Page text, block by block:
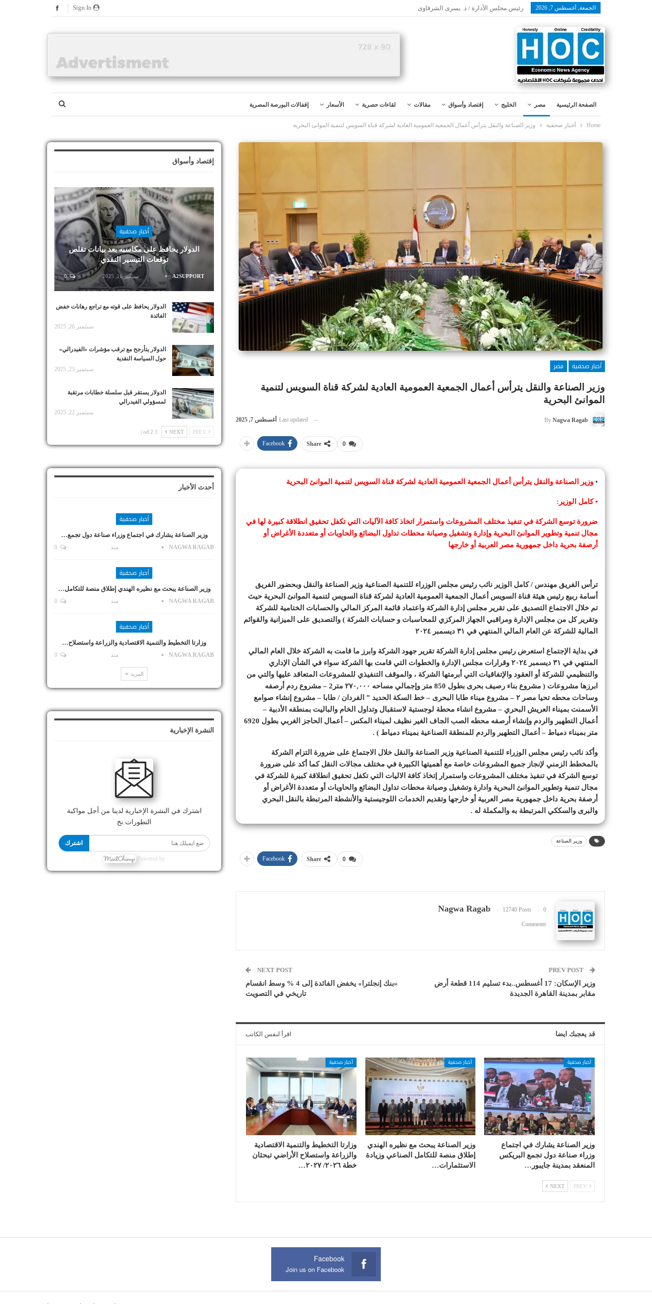
الجمعة, أغسطس 7, 2026 رئيس مجلس الأدارة / د. يسرى الشرقاوى
الصفحة الرئيسية مصر الخليج إقتصاد وأسواق مقالات لقاءات حصرية الأسعار إقفالات البورصة المصرية
Home أخبار صحفية وزير الصناعة والنقل يترأس أعمال الجمعية العمومية العادية لشركة قناة السويس لتنمية الموانئ البحرية
أخبار صحفية
مصر
وزير الصناعة والنقل يترأس أعمال الجمعية العمومية العادية لشركة قناة السويس لتنمية
الموانئ البحرية
By Nagwa Ragab
Last updated أغسطس 7, 2025
0
Share
Facebook
• وزير الصناعة والنقل يترأس أعمال الجمعية العمومية العادية لشركة قناة السويس لتنمية الموانئ البحرية
• كامل الوزير:
ضرورة توسع الشركة في تنفيذ مختلف المشروعات واستمرار اتخاذ كافة الآليات التي تكفل تحقيق انطلاقة كبيرة لها في
مجال تنمية وتطوير الموانئ البحرية وإدارة وتشغيل وصيانة محطات تداول البضائع والحاويات أو متعددة الأغراض أو
أرصفة بحرية داخل جمهورية مصر العربية أو خارجها
ترأس الفريق مهندس / كامل الوزير نائب رئيس مجلس الوزراء للتنمية الصناعية وزير الصناعة والنقل وبحضور الفريق
أسامة ربيع رئيس هيئة قناة السويس أعمال الجمعية العمومية العادية لشركة قناة السويس لتنمية الموانئ البحرية حيث
تم خلال الاجتماع التصديق على تقرير مجلس إدارة الشركة واعتماد قائمة المركز المالي والحسابات الختامية للشركة
وتقرير كل من مجلس الإدارة ومراقبي الجهاز المركزي للمحاسبات و حسابات الشركة ) والتصديق على الميزانية والقوائم
المالية للشركة عن العام المالي المنتهي في ٣١ ديسمبر ٢٠٢٤
في بداية الإجتماع استعرض رئيس مجلس إدارة الشركة تقرير جهود الشركة وابرز ما قامت به الشركة خلال العام المالي
المنتهي في ٣١ ديسمبر ۲۰٢٤ وقرارات مجلس الإدارة والخطوات التي قامت بها الشركة سواء في الشأن الإداري
والتنظيمي للشركة أو العقود والإتفاقيات التي أبرمتها الشركة ، والموقف التنفيذي للمشروعات المتعاقد عليها والتي من
ابرزها مشروعات ( مشروع بناء رصيف بحرى بطول 850 متر وإجمالي مساحه ۲۷۰,۰۰۰ متر2 – مشروع ردم أرصفه
وساحات محطه تحيا مصر ۲ – مشروع ميناء طابا البحرى – خط السكة الحديد ” الفردان / طابا – مشروع إنشاء صوامع
الأسمنت بميناء العريش البحري – مشروع انشاء محطة لوجستية لاستقبال وتداول الخام والباليت بمنطقه الأدبية –
أعمال التطهير والردم وإنشاء أرصفه محطه الصب الجاف الغير نظيف لميناء المكس – أعمال الحاجز الغربي بطول 6920
متر بميناء دمياط – أعمال التطهير والردم للمنطقة الصناعية بميناء دمياط ) .
وأكد نائب رئيس مجلس الوزراء للتنمية الصناعية وزير الصناعة والنقل خلال الاجتماع على ضرورة التزام الشركة
بالمخطط الزمني لإنجاز جميع المشروعات خاصة مع أهميتها الكبيرة في مختلف مجالات النقل كما أكد على ضرورة
توسع الشركة في تنفيذ مختلف المشروعات واستمرار إتخاذ كافة الاليات التي تكفل تحقيق انطلاقة كبيرة للشركة في
مجال تنمية وتطوير الموانئ البحرية وادارة وتشغيل وصيانة محطات تداول البضائع والحاويات أو متعددة الأغراض أو
أرصفة بحرية داخل جمهورية مصر العربية أو خارجها وتقديم الخدمات اللوجيستية والأنشطة المرتبطة بالنقل البحري
والبرى والسككي المرتبطة به والمكملة له .
وزير الصناعة
0
Share
Facebook
Nagwa Ragab 12740 Posts 0
Comments
وزير الإسكان: 17 أغسطس..بدء تسليم 114 قطعة أرض
مقابر بمدينة القاهرة الجديدة
NEXT POST
«بنك إنجلترا» يخفض الفائدة إلى 4 % وسط انقسام
تاريخي في التصويت
قد يعجبك ايضا اقرأ لنفس الكاتب
أخبار صحفية
وزير الصناعة يشارك في اجتماع
وزراء صناعة دول تجمع البريكس
المنعقد بمدينة جايبور…
أخبار صحفية
وزير الصناعة يبحث مع نظيره الهندي
إطلاق منصة للتكامل الصناعي وزيادة
الاستثمارات…
أخبار صحفية
وزارتا التخطيط والتنمية الاقتصادية
والزراعة واستصلاح الأراضي تبحثان
خطة ٢٠٢٦/ ٢٠٢٧…
NEXT
إقتصاد وأسواق
أخبار صحفية
الدولار يحافظ على مكاسبه بعد بيانات تقلص
توقعات التيسير النقدي
A2SUPPORT سبتمبر 26, 2025 0
الدولار يحافظ على قوته مع تراجع رهانات خفض
الفائدة
سبتمبر 26, 2025
الدولار يتأرجح مع ترقب مؤشرات «الفيدرالي»
حول السياسة النقدية
سبتمبر 23, 2025
الدولار يستقر قبل سلسلة خطابات مرتقبة
لمسؤولي الفيدرالي
سبتمبر 22, 2025
NEXT
1 od 2 |
أحدث الأخبار
أخبار صحفية
وزير الصناعة يشارك في اجتماع وزراء صناعة دول تجمع…
NAGWA RAGAB منذ
أخبار صحفية
وزير الصناعة يبحث مع نظيره الهندي إطلاق منصة للتكامل…
NAGWA RAGAB منذ
أخبار صحفية
وزارتا التخطيط والتنمية الاقتصادية والزراعة واستصلاح…
NAGWA RAGAB منذ
المزيد
النشرة الإخبارية
اشترك في النشرة الإخبارية لدينا من أجل مواكبة
التطورات.نخ
اشترك
Powered by
Facebook
Join us on Facebook